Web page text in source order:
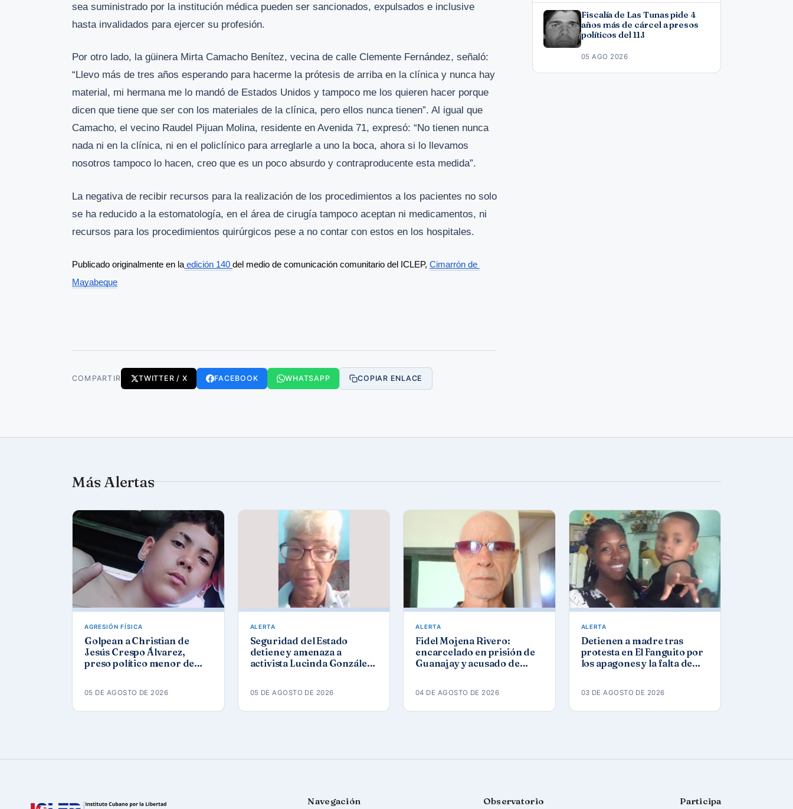
sea suministrado por la institución médica pueden ser sancionados, expulsados e inclusive
hasta invalidados para ejercer su profesión.
Por otro lado, la güinera Mirta Camacho Benítez, vecina de calle Clemente Fernández, señaló:
“Llevo más de tres años esperando para hacerme la prótesis de arriba en la clínica y nunca hay
material, mi hermana me lo mandó de Estados Unidos y tampoco me los quieren hacer porque
dicen que tiene que ser con los materiales de la clínica, pero ellos nunca tienen”. Al igual que
Camacho, el vecino Raudel Pijuan Molina, residente en Avenida 71, expresó: “No tienen nunca
nada ni en la clínica, ni en el policlínico para arreglarle a uno la boca, ahora si lo llevamos
nosotros tampoco lo hacen, creo que es un poco absurdo y contraproducente esta medida”.
La negativa de recibir recursos para la realización de los procedimientos a los pacientes no solo
se ha reducido a la estomatología, en el área de cirugía tampoco aceptan ni medicamentos, ni
recursos para los procedimientos quirúrgicos pese a no contar con estos en los hospitales.
Publicado originalmente en la edición 140 del medio de comunicación comunitario del ICLEP, Cimarrón de
Mayabeque
COMPARTIR TWITTER / X FACEBOOK WHATSAPP COPIAR ENLACE
Fiscalía de Las Tunas pide 4
años más de cárcel a presos
políticos del 11J
05 AGO 2026
Más Alertas
AGRESIÓN FÍSICA
Golpean a Christian de
Jesús Crespo Álvarez,
preso político menor de
05 DE AGOSTO DE 2026
ALERTA
Seguridad del Estado
detiene y amenaza a
activista Lucinda González
05 DE AGOSTO DE 2026
ALERTA
Fidel Mojena Rivero:
encarcelado en prisión de
Guanajay y acusado de
04 DE AGOSTO DE 2026
ALERTA
Detienen a madre tras
protesta en El Fanguito por
los apagones y la falta de
03 DE AGOSTO DE 2026
Navegación Observatorio Participa